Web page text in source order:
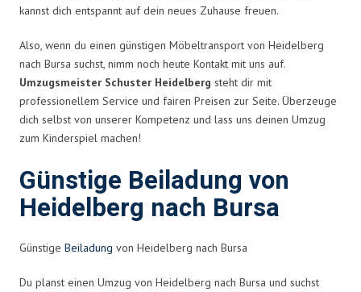
kannst dich entspannt auf dein neues Zuhause freuen.
Also, wenn du einen günstigen Möbeltransport von Heidelberg
nach Bursa suchst, nimm noch heute Kontakt mit uns auf.
Umzugsmeister Schuster Heidelberg steht dir mit
professionellem Service und fairen Preisen zur Seite. Überzeuge
dich selbst von unserer Kompetenz und lass uns deinen Umzug
zum Kinderspiel machen!
Günstige Beiladung von
Heidelberg nach Bursa
Günstige Beiladung von Heidelberg nach Bursa
Du planst einen Umzug von Heidelberg nach Bursa und suchst